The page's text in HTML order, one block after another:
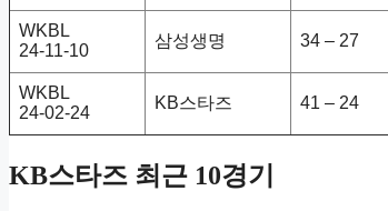
WKBL
24-11-10
삼성생명 34 – 27
WKBL
24-02-24
KB스타즈 41 – 24
KB스타즈 최근 10경기